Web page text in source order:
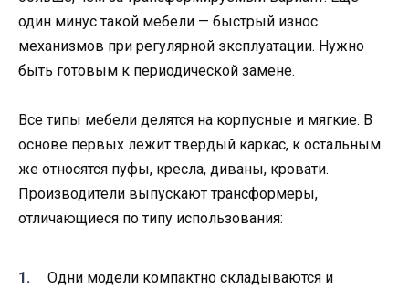
один минус такой мебели — быстрый износ
механизмов при регулярной эксплуатации. Нужно
быть готовым к периодической замене.
Все типы мебели делятся на корпусные и мягкие. В
основе первых лежит твердый каркас, к остальным
же относятся пуфы, кресла, диваны, кровати.
Производители выпускают трансформеры,
отличающиеся по типу использования:
Одни модели компактно складываются и